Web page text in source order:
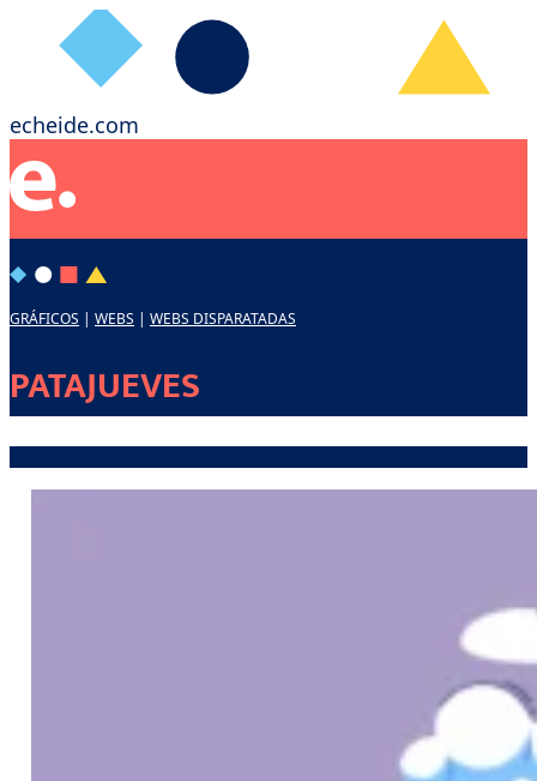
echeide.com
GRÁFICOS | WEBS | WEBS DISPARATADAS
PATAJUEVES